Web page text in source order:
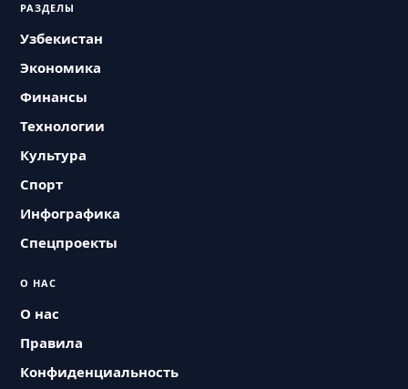
РАЗДЕЛЫ
Узбекистан
Экономика
Финансы
Технологии
Культура
Спорт
Инфографика
Спецпроекты
О НАС
О нас
Правила
Конфиденциальность